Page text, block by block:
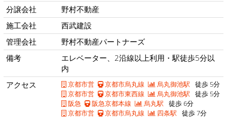
分譲会社
野村不動産
施工会社
西武建設
管理会社
野村不動産パートナーズ
備考
エレベーター、2沿線以上利用・駅徒歩5分以
内
アクセス
京都市営 京都市烏丸線 烏丸御池駅 徒歩 5分
京都市営
京都市東西線 烏丸御池駅 徒歩 5分
阪急
阪急京都本線 烏丸駅 徒歩 6分
京都市営
京都市烏丸線 四条駅 徒歩 7分